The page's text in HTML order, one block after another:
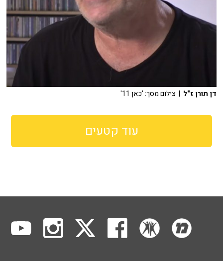
דן תורן ז"ל | צילום מסך: 'כאן 11'
עוד קטעים